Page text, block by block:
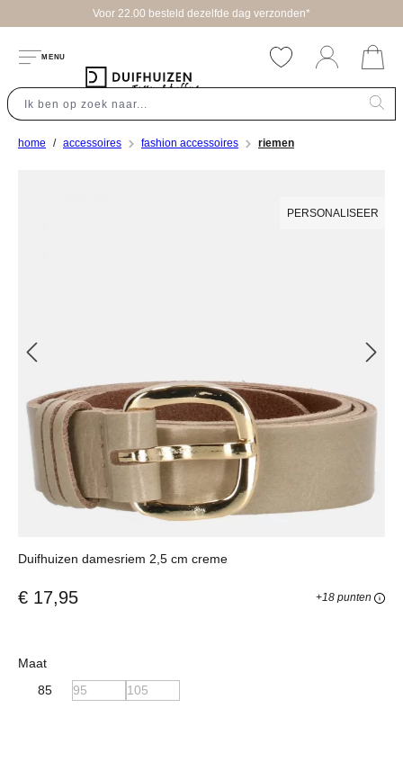
Voor 22.00 besteld dezelfde dag verzonden*
MENU
home accessoires fashion accessoires riemen
PERSONALISEER
Duifhuizen damesriem 2,5 cm creme
€ 17,95 +18 punten
Selecteer
Maat
85
95 (Deze optie is momenteel niet beschikbaar.)
105